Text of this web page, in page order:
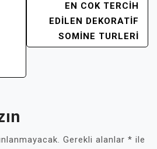
EN COK TERCIH
EDILEN DEKORATIF
SOMINE TURLERI
Gerekli alanlar * ile